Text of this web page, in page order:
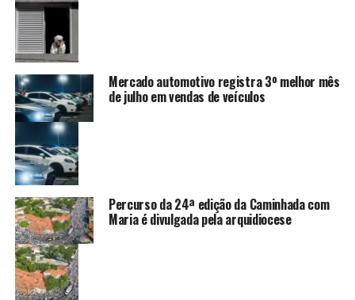
Mercado automotivo registra 3º melhor mês
de julho em vendas de veículos
Percurso da 24ª edição da Caminhada com
Maria é divulgada pela arquidiocese